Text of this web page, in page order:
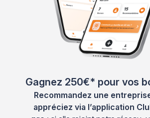
Gagnez 250€* pour vos
Recommandez une
appréciez via l’application